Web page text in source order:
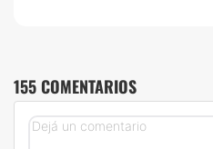
155 COMENTARIOS